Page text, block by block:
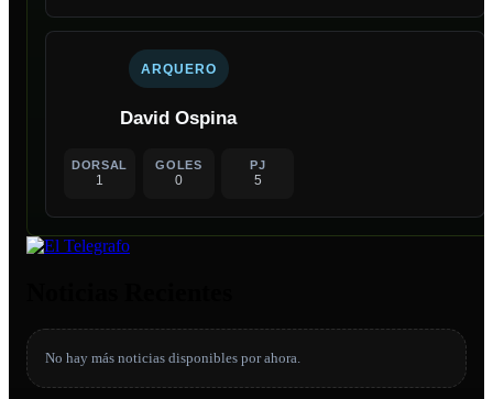
ARQUERO
David Ospina
DORSAL
1
GOLES
0
PJ
5
No hay más noticias disponibles por ahora.